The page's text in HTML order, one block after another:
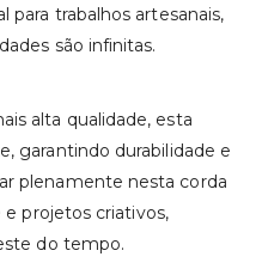
para trabalhos artesanais,
são infinitas.
alta qualidade, esta
garantindo durabilidade e
plenamente nesta corda
e projetos criativos,
do tempo.